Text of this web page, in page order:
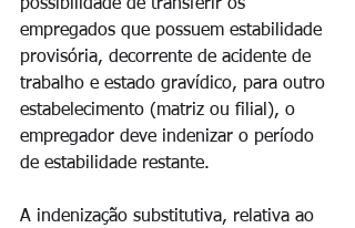
possibilidade de transferir os
empregados que possuem estabilidade
provisória, decorrente de acidente de
trabalho e estado gravídico, para outro
estabelecimento (matriz ou filial), o
empregador deve indenizar o período
de estabilidade restante.
A indenização substitutiva, relativa ao